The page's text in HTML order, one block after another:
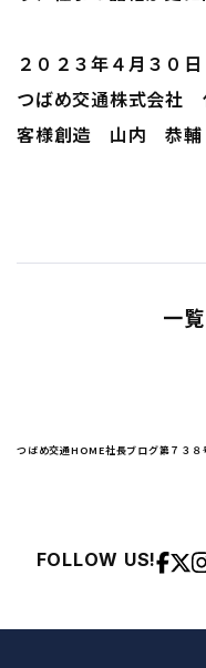
２０２３年４月３０日
つばめ交通株式会社
客様創造 山内 恭輔
一
つばめ交通HOME社長ブログ第７３８
FOLLOW US!